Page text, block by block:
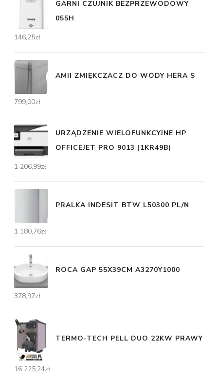
GARNI CZUJNIK BEZPRZEWODOWY
055H
146,25zł
AMII ZMIĘKCZACZ DO WODY HERA S
799,00zł
URZĄDZENIE WIELOFUNKCYJNE HP
OFFICEJET PRO 9013 (1KR49B)
1 206,99zł
PRALKA INDESIT BTW L50300 PL/N
1 180,76zł
ROCA GAP 55X39CM A3270Y1000
378,97zł
TERMO-TECH PELL DUO 22KW PRAWY
16 225,24zł